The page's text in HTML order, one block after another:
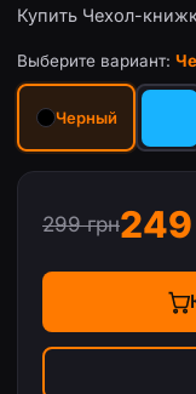
Купить Чехол-
Выберите вариант:
Черный
299 грн249